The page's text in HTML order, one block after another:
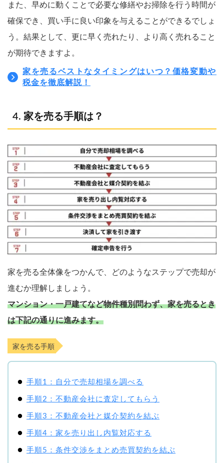
また、早めに動くことで必要な修繕やお掃除を行う時間が
確保でき、買い手に良い印象を与えることができるでしょ
う。結果として、更に早く売れたり、より高く売れること
が期待できますよ。
家を売るベストなタイミングはいつ？価格変動や
税金を徹底解説！
家を売る手順は？
家を売る全体像をつかんで、どのようなステップで売却が
進むか理解しましょう。
マンション・一戸建てなど物件種別問わず、家を売るとき
は下記の通りに進みます。
家を売る手順
手順1：自分で売却相場を調べる
手順2：不動産会社に査定してもらう
手順3：不動産会社と媒介契約を結ぶ
手順4：家を売り出し内覧対応する
手順5：条件交渉をまとめ売買契約を結ぶ